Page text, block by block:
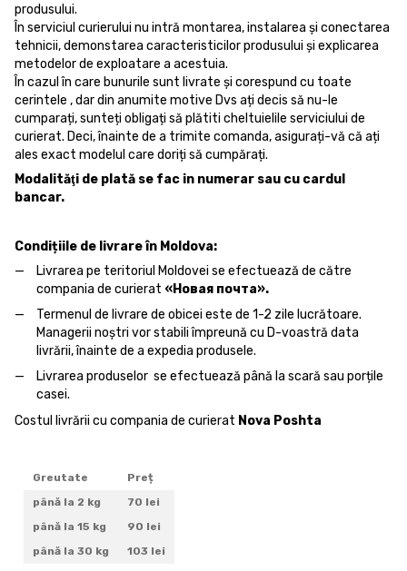
produsului.
În serviciul curierului nu intră montarea, instalarea și conectarea
tehnicii, demonstarea caracteristicilor produsului și explicarea
metodelor de exploatare a acestuia.
În cazul în care bunurile sunt livrate și corespund cu toate
cerintele , dar din anumite motive Dvs ați decis să nu-le
cumparați, sunteți obligați să plătiti cheltuielile serviciului de
curierat. Deci, înainte de a trimite comanda, asigurați-vă că ați
ales exact modelul care doriți să cumpărați.
Modalităţi de plată se fac in numerar sau cu cardul
bancar.
Condițiile de livrare în Moldova:
Livrarea pe teritoriul Moldovei se efectuează de către
compania de curierat «Новая почта».
Termenul de livrare de obicei este de 1-2 zile lucrătoare.
Managerii noștri vor stabili împreună cu D-voastră data
livrării, înainte de a expedia produsele.
Livrarea produselor se efectuează până la scară sau porțile
casei.
Costul livrării cu compania de curierat Nova Poshta
Greutate
Preț
până la 2 kg
70 lei
până la 15 kg
90 lei
până la 30 kg
103 lei